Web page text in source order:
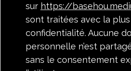
sur https://
sont traitées avec la
confidentialité. Aucune
personnelle n’est
sans le consentement